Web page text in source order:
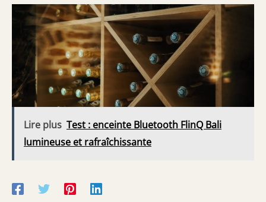
Lire plus Test : enceinte Bluetooth FlinQ Bali
lumineuse et rafraîchissante